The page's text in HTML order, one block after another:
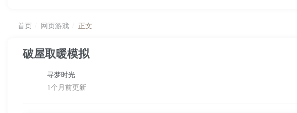
首页 网页游戏 正文
破屋取暖模拟
寻梦时光
1个月前更新